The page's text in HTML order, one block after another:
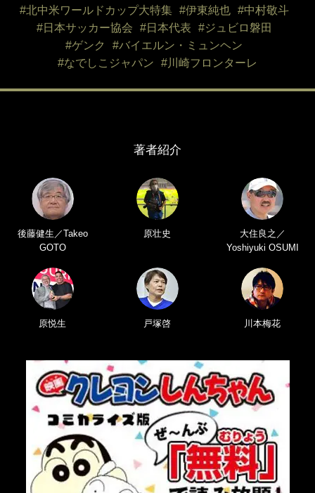
#北中米ワールドカップ大特集 #伊東純也
#中村敬斗
#日本サッカー協会
#日本代表
#ジュビロ磐田
#ゲンク
#バイエルン・ミュンヘン
#なでしこジャパン
#川崎フロンターレ
著者紹介
後藤健生／Takeo
GOTO
原壮史
大住良之／
Yoshiyuki OSUMI
原悦生 戸塚啓 川本梅花